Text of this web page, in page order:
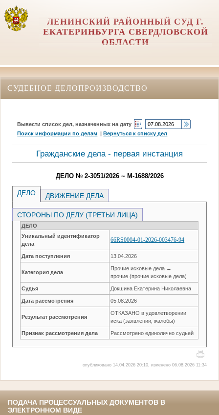
ЛЕНИНСКИЙ РАЙОННЫЙ СУД Г.
ЕКАТЕРИНБУРГА СВЕРДЛОВСКОЙ
ОБЛАСТИ
СУДЕБНОЕ ДЕЛОПРОИЗВОДСТВО
Вывести список дел, назначенных на дату
Поиск информации по делам |Вернуться к списку дел
Гражданские дела - первая инстанция
ДЕЛО № 2-3051/2026 ~ М-1688/2026
ДЕЛО ДВИЖЕНИЕ ДЕЛА
СТОРОНЫ ПО ДЕЛУ (ТРЕТЬИ ЛИЦА)
ДЕЛО
Уникальный идентификатор
дела
66RS0004-01-2026-003476-94
Дата поступления 13.04.2026
Категория дела
Прочие исковые дела →
прочие (прочие исковые дела)
Судья Докшина Екатерина Николаевна
Дата рассмотрения 05.08.2026
Результат рассмотрения
ОТКАЗАНО в удовлетворении
иска (заявлении, жалобы)
Признак рассмотрения дела Рассмотрено единолично судьей
опубликовано 14.04.2026 20:10, изменено 06.08.2026 11:34
ПОДАЧА ПРОЦЕССУАЛЬНЫХ ДОКУМЕНТОВ В
ЭЛЕКТРОННОМ ВИДЕ